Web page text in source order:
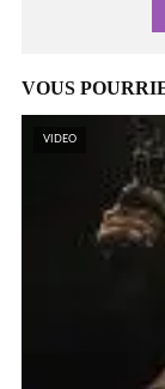
VOUS
VIDEO